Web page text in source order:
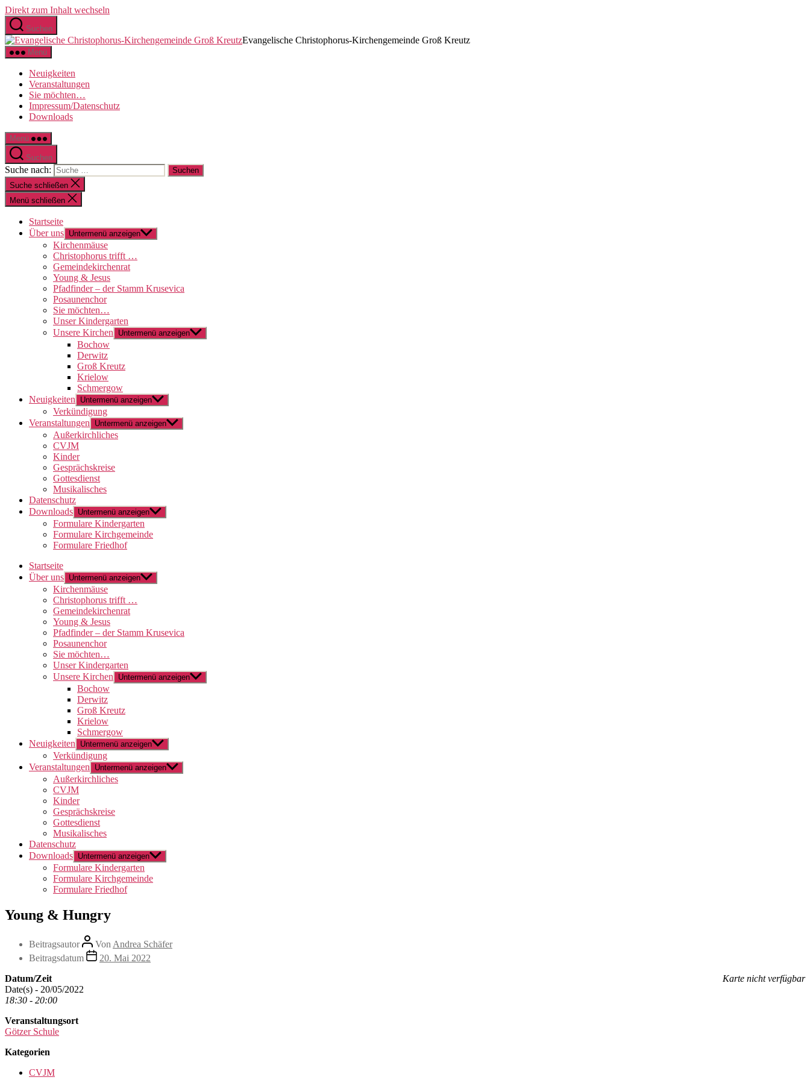
Direkt zum Inhalt wechseln
Suchen
Evangelische Christophorus-Kirchengemeinde Groß Kreutz
Menü
Neuigkeiten
Veranstaltungen
Sie möchten…
Impressum/Datenschutz
Downloads
Menü
Suchen
Suche nach:
Suche schließen
Menü schließen
Startseite
Über uns Untermenü anzeigen
Kirchenmäuse
Christophorus trifft …
Gemeindekirchenrat
Young & Jesus
Pfadfinder – der Stamm Krusevica
Posaunenchor
Sie möchten…
Unser Kindergarten
Unsere Kirchen
Untermenü anzeigen
Bochow
Derwitz
Groß Kreutz
Krielow
Schmergow
Neuigkeiten
Untermenü anzeigen
Verkündigung
Veranstaltungen
Untermenü anzeigen
Außerkirchliches
CVJM
Kinder
Gesprächskreise
Gottesdienst
Musikalisches
Datenschutz
Downloads Untermenü anzeigen
Formulare Kindergarten
Formulare Kirchgemeinde
Formulare Friedhof
Startseite
Über uns Untermenü anzeigen
Kirchenmäuse
Christophorus trifft …
Gemeindekirchenrat
Young & Jesus
Pfadfinder – der Stamm Krusevica
Posaunenchor
Sie möchten…
Unser Kindergarten
Unsere Kirchen
Untermenü anzeigen
Bochow
Derwitz
Groß Kreutz
Krielow
Schmergow
Neuigkeiten
Untermenü anzeigen
Verkündigung
Veranstaltungen
Untermenü anzeigen
Außerkirchliches
CVJM
Kinder
Gesprächskreise
Gottesdienst
Musikalisches
Datenschutz
Downloads Untermenü anzeigen
Formulare Kindergarten
Formulare Kirchgemeinde
Formulare Friedhof
Young & Hungry
Beitragsautor Von Andrea Schäfer
Beitragsdatum
20. Mai 2022
Karte nicht verfügbar
Datum/Zeit
Date(s) - 20/05/2022
18:30 - 20:00
Veranstaltungsort
Götzer Schule
Kategorien
CVJM